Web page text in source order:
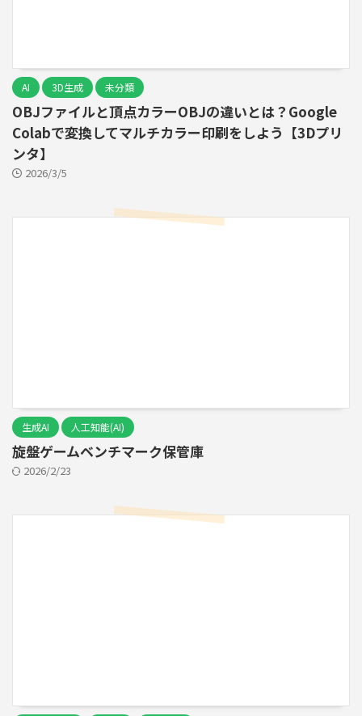
AI 3D生成 未分類
OBJファイルと頂点カラーOBJの違いとは？Google
Colabで変換してマルチカラー印刷をしよう【3Dプリ
ンタ】
2026/3/5
生成AI 人工知能(AI)
旋盤ゲームベンチマーク保管庫
2026/2/23